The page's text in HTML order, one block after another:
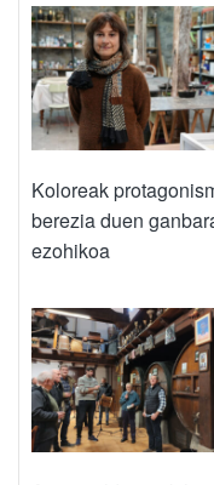
Koloreak
berezia duen
ezohikoa